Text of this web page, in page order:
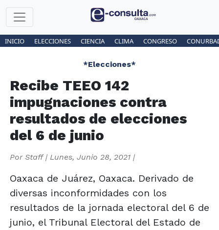
INICIO ELECCIONES CIENCIA CLIMA CONGRESO
*Elecciones*
Recibe TEEO 142
impugnaciones contra
resultados de elecciones
del 6 de junio
Por Staff| Lunes, Junio 28, 2021 |
Oaxaca de Juárez, Oaxaca. Derivado de
diversas inconformidades con los
resultados de la jornada electoral del 6 de
junio, el Tribunal Electoral del Estado de